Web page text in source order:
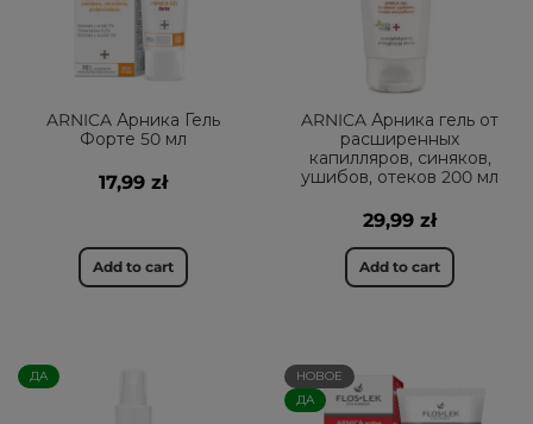
ARNICA Арника Гель
Форте 50 мл
17,99 zł
Add to cart
ARNICA Арника гель от
расширенных
капилляров, синяков,
ушибов, отеков 200 мл
29,99 zł
Add to cart
ДА
НОВОЕ
ДА